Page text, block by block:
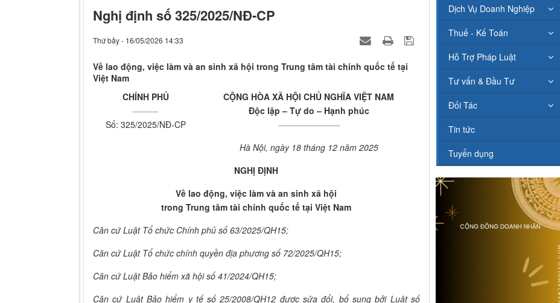
Nghị định số 325/2025/NĐ-CP
Thứ bảy - 16/05/2026 14:33
Về lao động, việc làm và an sinh xã hội trong Trung tâm tài chính quốc tế tại
Việt Nam
CHÍNH PHỦ
Số: 325/2025/NĐ-CP
CỘNG HÒA XÃ HỘI CHỦ NGHĨA VIỆT NAM
Độc lập – Tự do – Hạnh phúc
Hà Nội, ngày 18 tháng 12 năm 2025
NGHỊ ĐỊNH
Về lao động, việc làm và an sinh xã hội
trong Trung tâm tài chính quốc tế tại Việt Nam
Căn cứ Luật Tổ chức Chính phủ số 63/2025/QH15;
Căn cứ Luật Tổ chức chính quyền địa phương số 72/2025/QH15;
Căn cứ Luật Bảo hiểm xã hội số 41/2024/QH15;
Căn cứ Luật Bảo hiểm y tế số 25/2008/QH12 được sửa đổi, bổ sung bởi Luật số
Dịch Vụ Doanh Nghiệp
Thuế - Kế Toán
Hỗ Trợ Pháp Luật
Tư vấn & Đầu Tư
Đối Tác
Tin tức
Tuyển dụng